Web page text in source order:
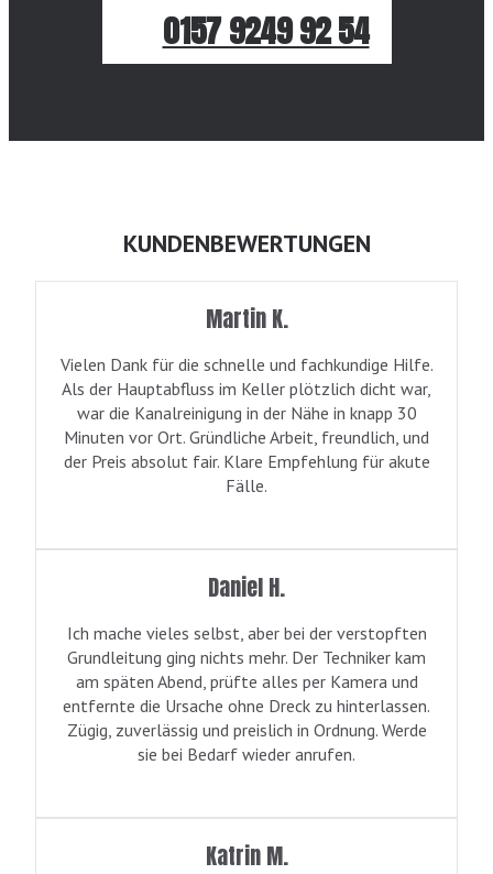
0157 9249 92 54
KUNDENBEWERTUNGEN
Martin K.
Vielen Dank für die schnelle und fachkundige Hilfe.
Als der Hauptabfluss im Keller plötzlich dicht war,
war die Kanalreinigung in der Nähe in knapp 30
Minuten vor Ort. Gründliche Arbeit, freundlich, und
der Preis absolut fair. Klare Empfehlung für akute
Fälle.
Daniel H.
Ich mache vieles selbst, aber bei der verstopften
Grundleitung ging nichts mehr. Der Techniker kam
am späten Abend, prüfte alles per Kamera und
entfernte die Ursache ohne Dreck zu hinterlassen.
Zügig, zuverlässig und preislich in Ordnung. Werde
sie bei Bedarf wieder anrufen.
Katrin M.